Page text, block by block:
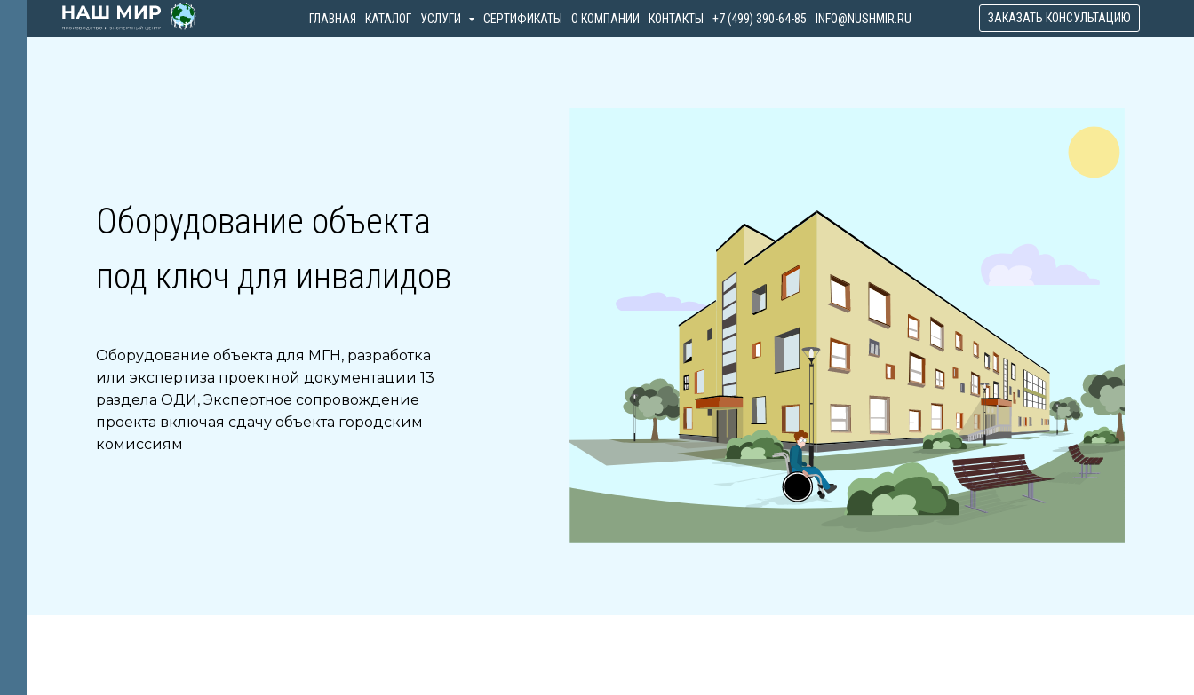
ГЛАВНАЯ КАТАЛОГ УСЛУГИ СЕРТИФИКАТЫ О КОМПАНИИ КОНТАКТЫ +7 (499) 390-64-85 INFO@NUSHMIR.RU ЗАКАЗАТЬ КОНСУЛЬТАЦИЮ
Оборудование объекта
под ключ для инвалидов
Оборудование объекта для МГН, разработка
или экспертиза проектной документации 13
раздела ОДИ, Экспертное сопровождение
проекта включая сдачу объекта городским
комиссиям